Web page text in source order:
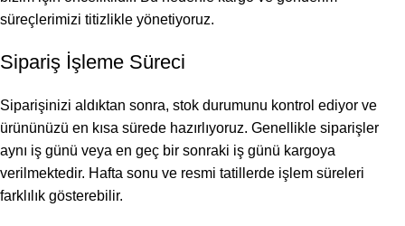
süreçlerimizi titizlikle yönetiyoruz.
Sipariş İşleme Süreci
Siparişinizi aldıktan sonra, stok durumunu kontrol ediyor ve
ürününüzü en kısa sürede hazırlıyoruz. Genellikle siparişler
aynı iş günü veya en geç bir sonraki iş günü kargoya
verilmektedir. Hafta sonu ve resmi tatillerde işlem süreleri
farklılık gösterebilir.